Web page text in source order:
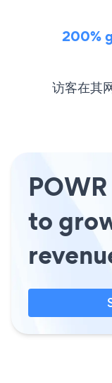
200%
访客在其
to